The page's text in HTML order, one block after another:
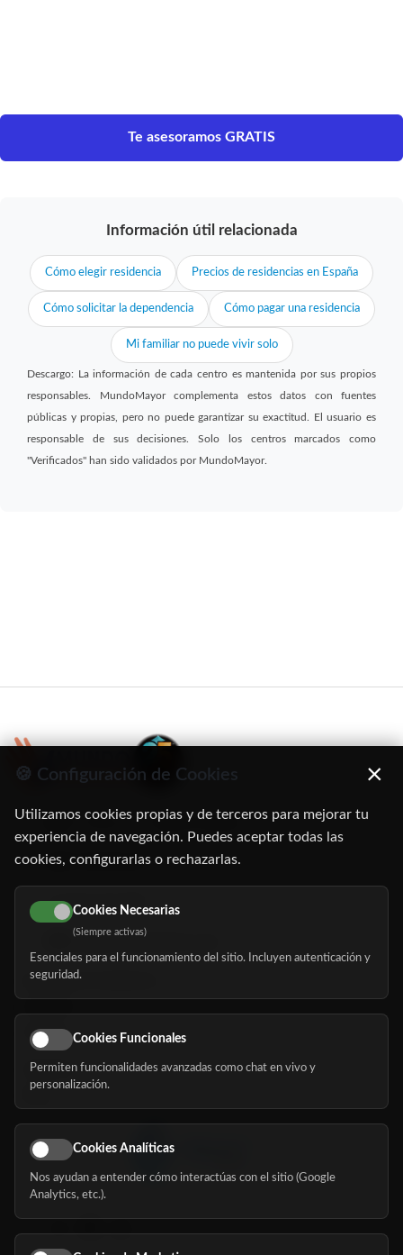
Te asesoramos GRATIS
Información útil relacionada
Cómo elegir residencia Precios de residencias en España
Cómo solicitar la dependencia Cómo pagar una residencia
Mi familiar no puede vivir solo
Descargo: La información de cada centro es mantenida por sus propios
responsables. MundoMayor complementa estos datos con fuentes
públicas y propias, pero no puede garantizar su exactitud. El usuario es
responsable de sus decisiones. Solo los centros marcados como
"Verificados" han sido validados por MundoMayor.
C/ Oruro, 11. 28016 Madrid
91 345 06 26
616 113 103
hola@mundomayor.com
Buscador de residencias
Eventos
Nosotros
Síguenos
🍪 Configuración de Cookies ×
Utilizamos cookies propias y de terceros para mejorar tu
experiencia de navegación. Puedes aceptar todas las
cookies, configurarlas o rechazarlas.
Cookies Necesarias
(Siempre activas)
Esenciales para el funcionamiento del sitio. Incluyen autenticación y
seguridad.
Cookies Funcionales
Permiten funcionalidades avanzadas como chat en vivo y
personalización.
Cookies Analíticas
Nos ayudan a entender cómo interactúas con el sitio (Google
Analytics, etc.).